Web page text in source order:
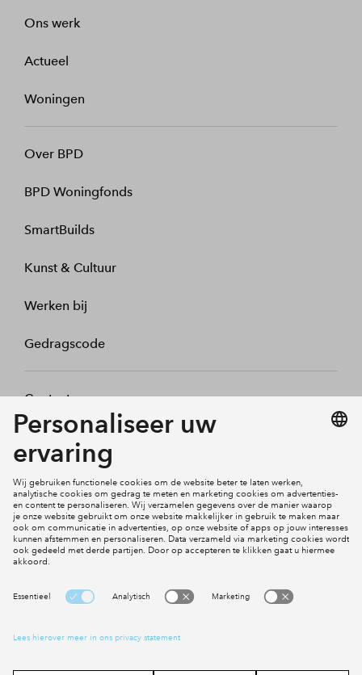
Ons werk
Actueel
Woningen
Over BPD
BPD Woningfonds
SmartBuilds
Kunst & Cultuur
Werken bij
Gedragscode
Contact
Mijn profiel
Social Media
Cookies